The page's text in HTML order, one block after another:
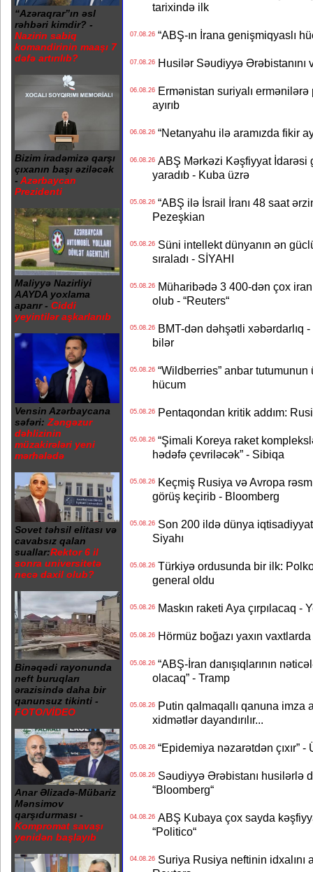
“Azəraqrar”ın əsl
rəhbəri kimdir? -
Nazirin sabiq
komandirinin maaşı 7
dəfə artırılıb?
Bizim iradəmizə qarşı
çıxanın başı əziləcək
- Azərbaycan
Prezidenti
Maliyyə Nazirliyi
AAYDA yoxlama
aparır - Ciddi
yeyintilər aşkarlanıb
Vensin Azərbaycana
səfəri: Zəngəzur
dəhlizinin
müzakirələri yeni
mərhələdə
Sovet təhsil elitası və
cavabsız qalan
suallar:Rektor 6 il
sonra universitetə
necə daxil olub?
Binəqədi rayonunda
neft buruqları
ərazisində daha bir
qanunsuz tikinti -
FOTO/VİDEO
Anar Əlizadə-Mübariz
Mənsimov
qarşıdurması -
Kompromat savaşı
yenidən başlayıb
tarixində ilk
07.08.26“ABŞ-ın İrana genişmiqyaslı
07.08.26Husilər Səudiyyə Ərəbistanını
06.08.26Ermənistan suriyalı ermənilərə
ayırıb
06.08.26“Netanyahu ilə aramızda fikir
06.08.26ABŞ Mərkəzi Kəşfiyyat İdarəsi
yaradıb - Kuba üzrə
05.08.26“ABŞ ilə İsrail İranı 48 saat
Pezeşkian
05.08.26Süni intellekt dünyanın ən
sıraladı - SİYAHI
05.08.26Müharibədə 3 400-dən çox
olub - “Reuters“
05.08.26BMT-dən dəhşətli xəbərdarlıq
bilər
05.08.26“Wildberries” anbar tutumunun
hücum
05.08.26Pentaqondan kritik addım:
05.08.26“Şimali Koreya raket
hədəfə çevriləcək” - Sibiqa
05.08.26Keçmiş Rusiya və Avropa
görüş keçirib - Bloomberg
05.08.26Son 200 ildə dünya
Siyahı
05.08.26Türkiyə ordusunda bir ilk:
general oldu
05.08.26Maskın raketi Aya çırpılacaq -
05.08.26Hörmüz boğazı yaxın
05.08.26“ABŞ-İran danışıqlarının
olacaq” - Tramp
05.08.26Putin qalmaqallı qanuna imza
xidmətlər dayandırılır...
05.08.26“Epidemiya nəzarətdən çıxır” -
05.08.26Səudiyyə Ərəbistanı husilərlə
“Bloomberg“
04.08.26ABŞ Kubaya çox sayda
“Politico“
04.08.26Suriya Rusiya neftinin idxalını